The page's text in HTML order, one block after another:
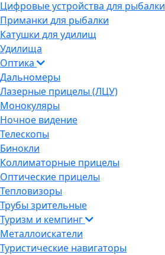
Цифровые устройства для рыбалки
Приманки для рыбалки
Катушки для удилищ
Удилища
Оптика
Дальномеры
Лазерные прицелы (ЛЦУ)
Монокуляры
Ночное видение
Телескопы
Бинокли
Коллиматорные прицелы
Оптические прицелы
Тепловизоры
Трубы зрительные
Туризм и кемпинг
Металлоискатели
Туристические навигаторы